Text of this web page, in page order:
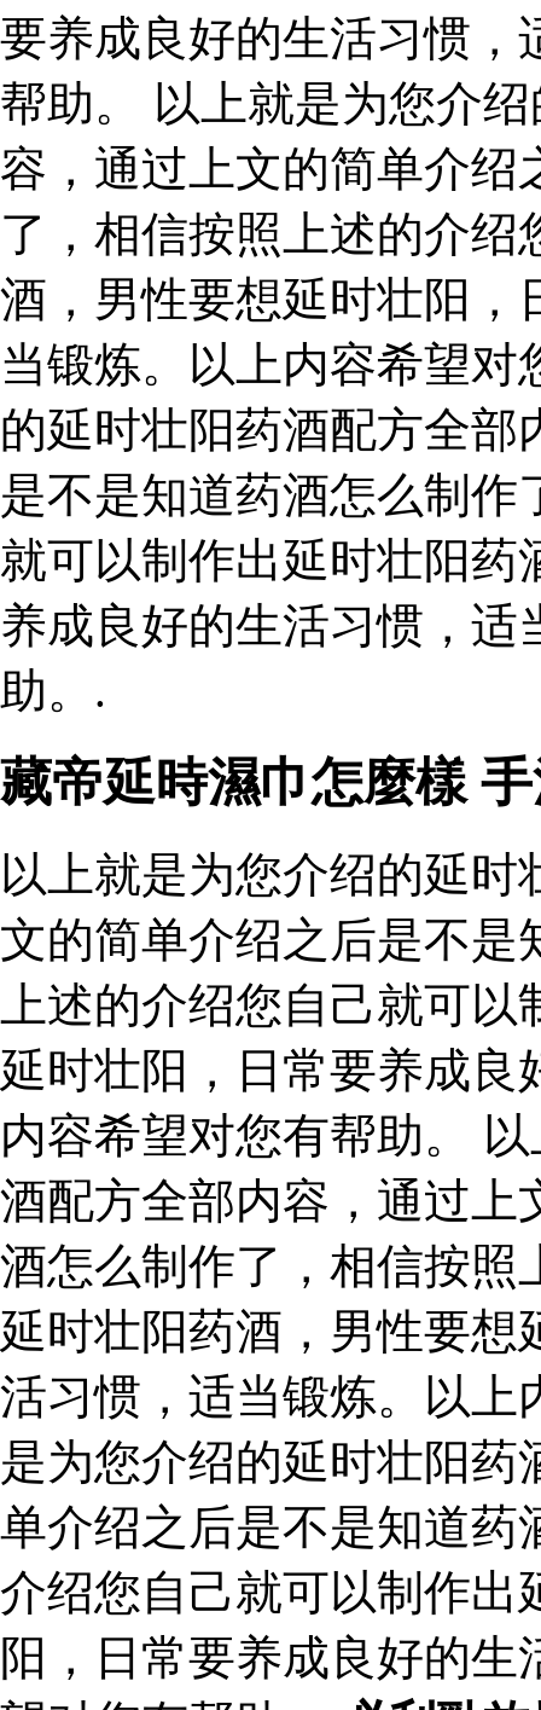
要养成良好的生活习惯，
帮助。 以上就是为您介
容，通过上文的简单介绍
了，相信按照上述的介
酒，男性要想延时壮阳，
当锻炼。以上内容希望
的延时壮阳药酒配方全
是不是知道药酒怎么制
就可以制作出延时壮阳药
养成良好的生活习惯，
助。.
藏帝延時濕巾怎麼樣
以上就是为您介绍的延
文的简单介绍之后是不是
上述的介绍您自己就可
延时壮阳，日常要养成良
内容希望对您有帮助。
酒配方全部内容，通过上
酒怎么制作了，相信按照
延时壮阳药酒，男性要想
活习惯，适当锻炼。以上
是为您介绍的延时壮阳
单介绍之后是不是知道药
介绍您自己就可以制作出
阳，日常要养成良好的